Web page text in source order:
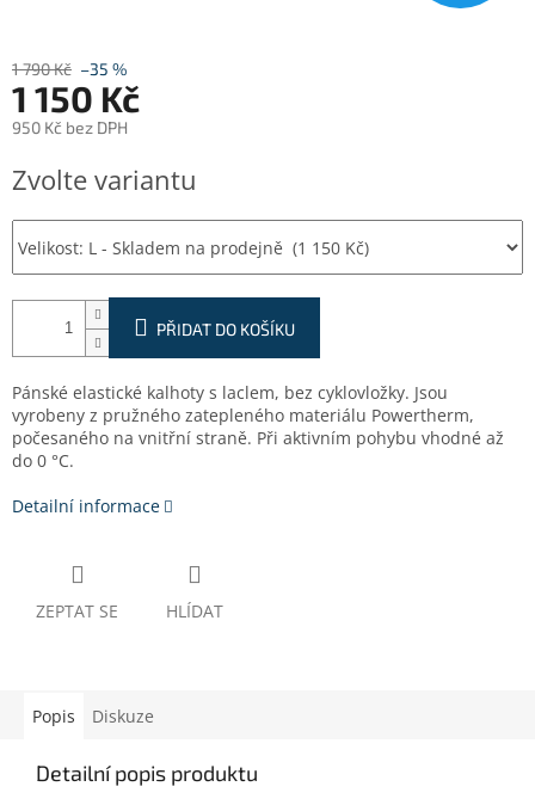
1 790 Kč –35 %
1 150 Kč
950 Kč bez DPH
cena:
Zvolte variantu
PŘIDAT DO KOŠÍKU
Pánské elastické kalhoty s laclem, bez cyklovložky. Jsou
vyrobeny z pružného zatepleného materiálu Powertherm,
počesaného na vnitřní straně. Při aktivním pohybu vhodné až
do 0 °C.
Detailní informace
ZEPTAT SE HLÍDAT
Popis Diskuze
Detailní popis produktu